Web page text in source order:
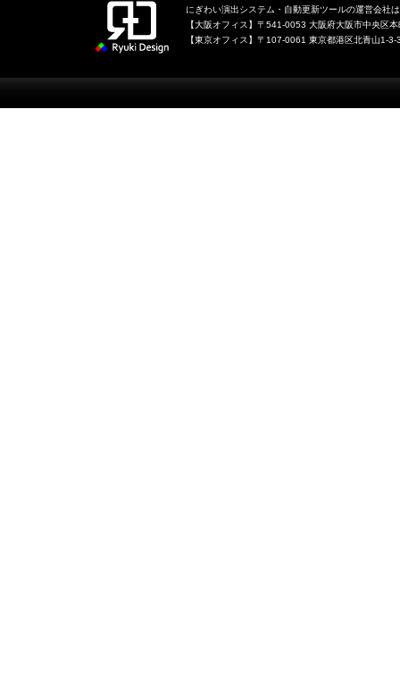
にぎわい演出システム・自動更新ツールの運営会
【大阪オフィス】〒541-0053 大阪府大阪市中央区
【東京オフィス】〒107-0061 東京都港区北青山1-